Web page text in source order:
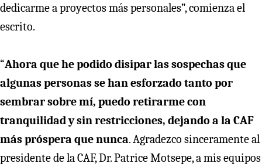
dedicarme a proyectos más personales”, comienza el
escrito.
“Ahora que he podido disipar las sospechas que
algunas personas se han esforzado tanto por
sembrar sobre mí, puedo retirarme con
tranquilidad y sin restricciones, dejando a la CAF
más próspera que nunca. Agradezco sinceramente al
presidente de la CAF, Dr. Patrice Motsepe, a mis equipos